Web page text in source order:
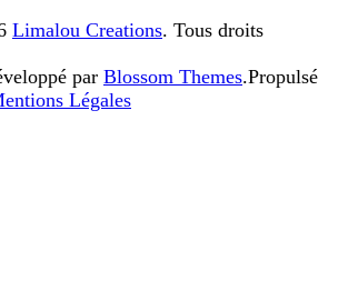
Limalou Creations. Tous droits
par Blossom Themes.Propulsé
Légales